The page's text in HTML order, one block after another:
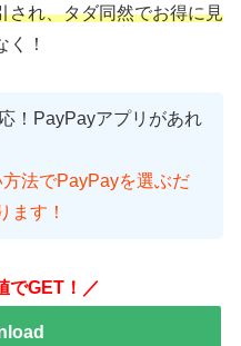
され、タダ同然でお得に見
く！
！PayPayアプリがあれ
法でPayPayを選ぶだ
ます！
でGET！／